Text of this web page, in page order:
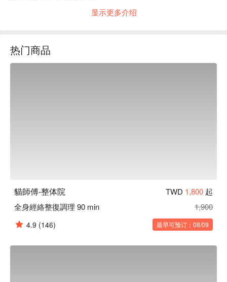
態平衡表了解身體後，更能精準的緩解不適，因人施按，絕不
貓師傅頭肩頸舒壓放鬆 60 分鐘，適合長時間使用 3C 產品、
睡眠品質及經常頭昏腦脹族群，加強排酸疏導肩膀僵硬釋壓。
显示更多介绍
热门商品
貓師傅-整体院 TWD 1,800 起
全身經絡整復調理 90 min
1,900
4.9 (146) 最早可预订：08/09